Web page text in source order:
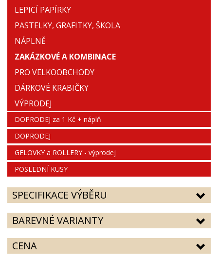
LEPICÍ PAPÍRKY
PASTELKY, GRAFITKY, ŠKOLA
NÁPLNĚ
ZAKÁZKOVÉ A KOMBINACE
PRO VELKOOBCHODY
DÁRKOVÉ KRABIČKY
VÝPRODEJ
DOPRODEJ za 1 Kč + náplň
DOPRODEJ
GELOVKY a ROLLERY - výprodej
POSLEDNÍ KUSY
SPECIFIKACE VÝBĚRU
BAREVNÉ VARIANTY
CENA